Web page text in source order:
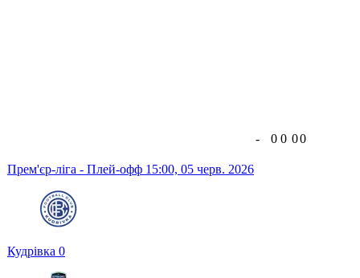
Прем'єр-ліга - Плей-офф 15:00, 05 черв. 2026
Кудрівка 0
- 0 0 00